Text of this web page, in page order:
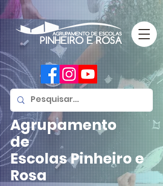
Agrupamento
de
EscolasPinheiro e
Rosa